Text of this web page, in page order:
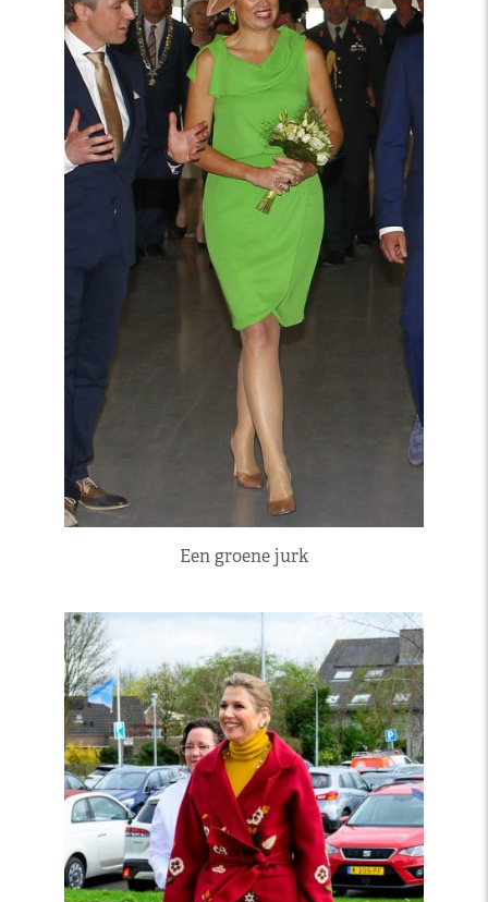
Een groene jurk